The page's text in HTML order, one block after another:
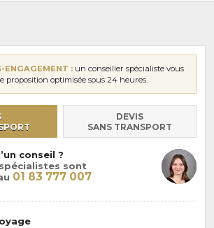
ENGAGEMENT : un conseiller spécialiste vous
optimisée sous 24 heures.
DEVIS
SANS TRANSPORT
conseil ?
sont
01 83 777 007